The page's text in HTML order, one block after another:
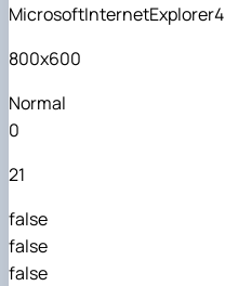
MicrosoftInternetExplorer4
800x600
Normal
0
21
false
false
false